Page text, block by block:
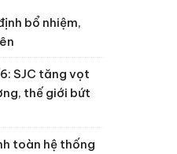
bổ nhiệm,
SJC tăng vọt
thế giới bứt
toàn hệ thống